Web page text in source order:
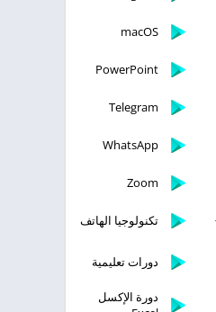
macOS
PowerPoint
Telegram
WhatsApp
Zoom
تكنولوجيا الهاتف
دورات تعليمية
دورة الإكسل